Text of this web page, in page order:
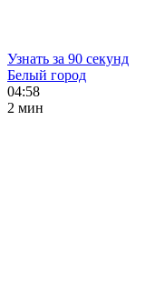
Узнать за 90 секунд
Белый город
04:58
2 мин